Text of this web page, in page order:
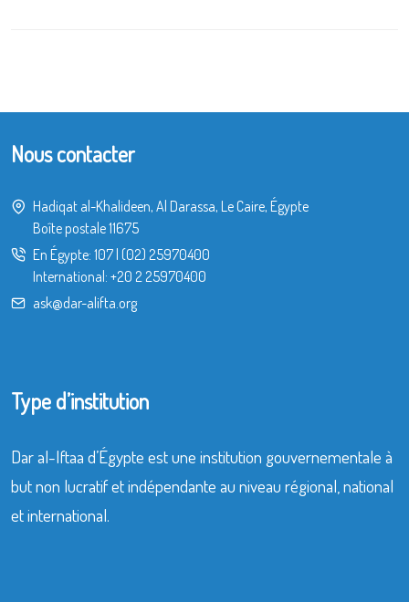
Nous contacter
Hadiqat al-Khalideen, Al Darassa, Le Caire, Égypte
Boîte postale 11675
En Égypte: 107 (02) 25970400
International: +20 2 25970400
ask@dar-alifta.org
Type d’institution
Dar al-Iftaa d’Égypte est une institution gouvernementale à
but non lucratif et indépendante au niveau régional, national
et international.